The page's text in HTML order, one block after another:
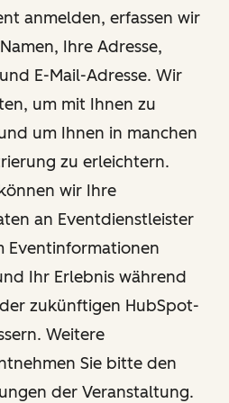
anmelden, erfassen wir
Ihre Adresse,
E-Mail-Adresse. Wir
um mit Ihnen zu
um Ihnen in manchen
zu erleichtern.
wir Ihre
an Eventdienstleister
Eventinformationen
Ihr Erlebnis während
zukünftigen HubSpot-
Weitere
Sie bitte den
der Veranstaltung.